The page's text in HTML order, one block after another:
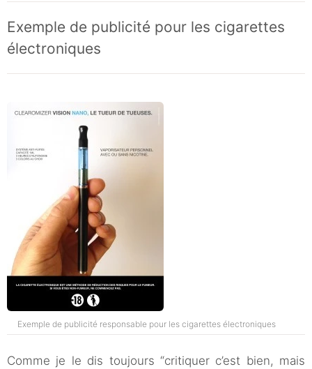
Exemple de publicité pour les cigarettes
électroniques
Exemple de publicité responsable pour les cigarettes électroniques
Comme je le dis toujours “critiquer c’est bien, mais